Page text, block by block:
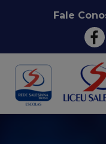
conteúdo
Fale